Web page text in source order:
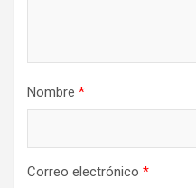
Nombre *
Correo electrónico *